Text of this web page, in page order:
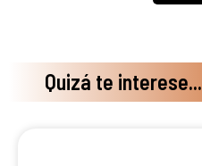
Quizá te interese...